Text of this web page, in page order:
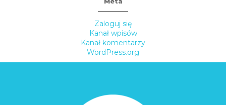
Zaloguj się
Kanał wpisów
Kanał komentarzy
WordPress.org